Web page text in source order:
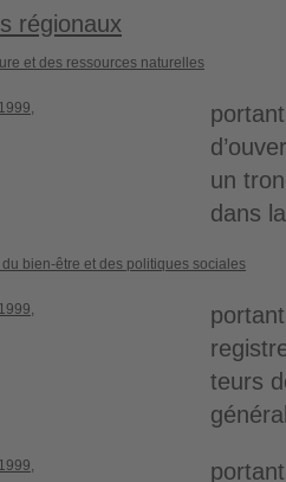
régionaux
et des ressources naturelles
un
dans
bien-être et des politiques sociales
teurs